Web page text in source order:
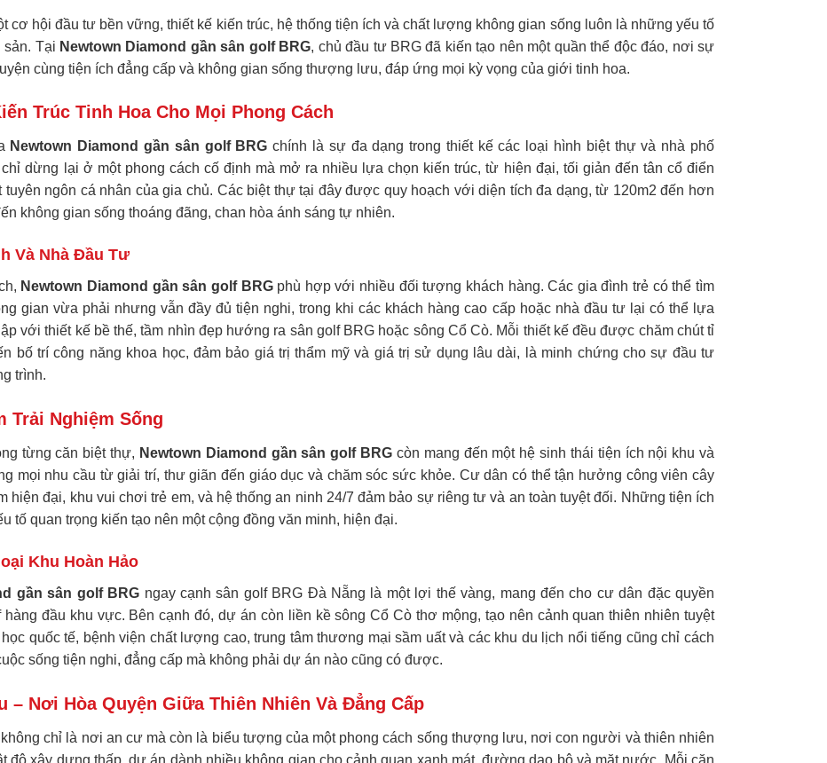
cơ hội đầu tư bền vững, thiết kế kiến trúc, hệ thống tiện ích và chất lượng không gian sống luôn là những yếu tố
sản. Tại Newtown Diamond gần sân golf BRG, chủ đầu tư BRG đã kiến tạo nên một quần thể độc đáo, nơi sự
cùng tiện ích đẳng cấp và không gian sống thượng lưu, đáp ứng mọi kỳ vọng của giới tinh hoa.
Trúc Tinh Hoa Cho Mọi Phong Cách
Newtown Diamond gần sân golf BRG chính là sự đa dạng trong thiết kế các loại hình biệt thự và nhà phố
dừng lại ở một phong cách cố định mà mở ra nhiều lựa chọn kiến trúc, từ hiện đại, tối giản đến tân cổ điển
tuyên ngôn cá nhân của gia chủ. Các biệt thự tại đây được quy hoạch với diện tích đa dạng, từ 120m2 đến hơn
không gian sống thoáng đãng, chan hòa ánh sáng tự nhiên.
Và Nhà Đầu Tư
Newtown Diamond gần sân golf BRGphù hợp với nhiều đối tượng khách hàng. Các gia đình trẻ có thể tìm
gian vừa phải nhưng vẫn đầy đủ tiện nghi, trong khi các khách hàng cao cấp hoặc nhà đầu tư lại có thể lựa
với thiết kế bề thế, tầm nhìn đẹp hướng ra sân golf BRG hoặc sông Cổ Cò. Mỗi thiết kế đều được chăm chút tỉ
bố trí công năng khoa học, đảm bảo giá trị thẩm mỹ và giá trị sử dụng lâu dài, là minh chứng cho sự đầu tư
trình.
Trải Nghiệm Sống
từng căn biệt thự, Newtown Diamond gần sân golf BRG còn mang đến một hệ sinh thái tiện ích nội khu và
mọi nhu cầu từ giải trí, thư giãn đến giáo dục và chăm sóc sức khỏe. Cư dân có thể tận hưởng công viên cây
hiện đại, khu vui chơi trẻ em, và hệ thống an ninh 24/7 đảm bảo sự riêng tư và an toàn tuyệt đối. Những tiện ích
tố quan trọng kiến tạo nên một cộng đồng văn minh, hiện đại.
Khu Hoàn Hảo
gần sân golf BRG ngay cạnh sân golf BRG Đà Nẵng là một lợi thế vàng, mang đến cho cư dân đặc quyền
đầu khu vực. Bên cạnh đó, dự án còn liền kề sông Cổ Cò thơ mộng, tạo nên cảnh quan thiên nhiên tuyệt
quốc tế, bệnh viện chất lượng cao, trung tâm thương mại sầm uất và các khu du lịch nổi tiếng cũng chỉ cách
sống tiện nghi, đẳng cấp mà không phải dự án nào cũng có được.
– Nơi Hòa Quyện Giữa Thiên Nhiên Và Đẳng Cấp
chỉ là nơi an cư mà còn là biểu tượng của một phong cách sống thượng lưu, nơi con người và thiên nhiên
độ xây dựng thấp, dự án dành nhiều không gian cho cảnh quan xanh mát, đường dạo bộ và mặt nước. Mỗi căn